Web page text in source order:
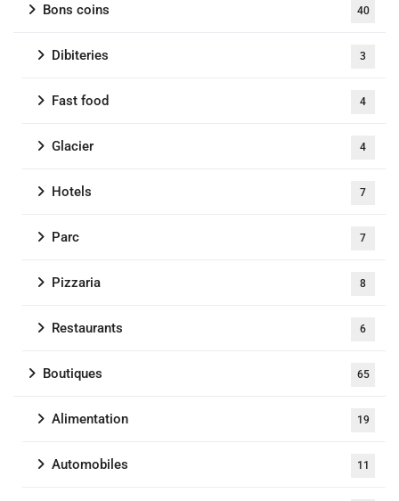
Bons coins 40
Dibiteries 3
Fast food 4
Glacier 4
Hotels 7
Parc 7
Pizzaria 8
Restaurants 6
Boutiques 65
Alimentation 19
Automobiles 11